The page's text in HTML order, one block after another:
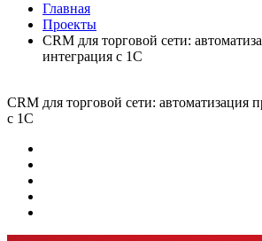
Главная
Проекты
CRM для торговой сети:
интеграция с 1С
CRM для торговой сети: автоматизация
с 1С